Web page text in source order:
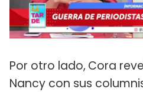
Por otro lado, Cora
Nancy con sus